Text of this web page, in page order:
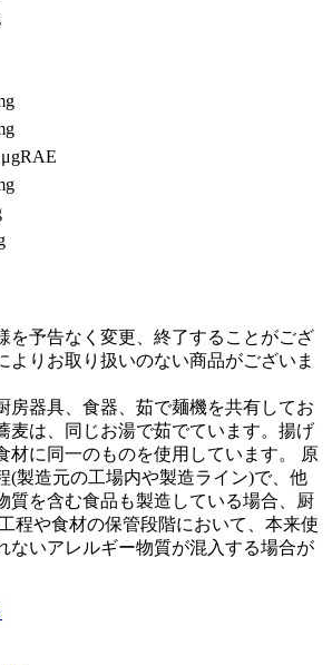
を予告なく変更、終了することがござ
よりお取り扱いのない商品がございま
房器具、食器、茹で麺機を共有してお
麦は、同じお湯で茹でています。揚げ
材に同一のものを使用しています。 原
(製造元の工場内や製造ライン)で、他
質を含む食品も製造している場合、厨
程や食材の保管段階において、本来使
ないアレルギー物質が混入する場合が